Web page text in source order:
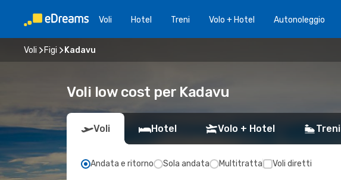
Voli Hotel Treni Volo + Hotel Autonoleggio
Voli Figi Kadavu
Voli low cost per Kadavu
Voli Hotel Volo + Hotel Treni
Andata e ritorno Sola andata Multitratta Voli diretti